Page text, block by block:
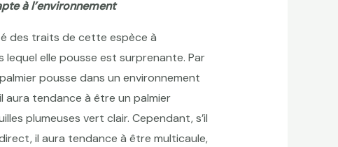
à l’environnement
des traits de cette espèce à
lequel elle pousse est surprenante. Par
pousse dans un environnement
aura tendance à être un palmier
plumeuses vert clair. Cependant, s’il
il aura tendance à être multicaule,